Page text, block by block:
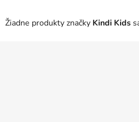
Žiadne produkty značky Kindi Kids